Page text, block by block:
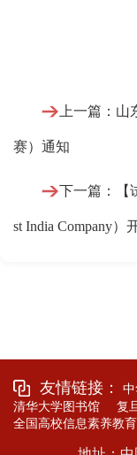
山东
上一篇：
赛）通知
下一篇：【
st India Company）
友情链接：
清华大学图书馆
复
全国高校信息素养教